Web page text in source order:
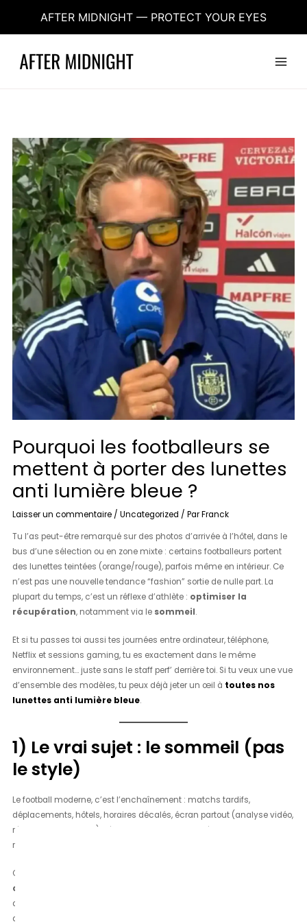
AFTER MIDNIGHT — PROTECT YOUR EYES
contenu
Menu
Pourquoi les footballeurs se
mettent à porter des lunettes
anti lumière bleue ?
Laisser un commentaire /Uncategorized / ParFranck
Tu l’as peut-être remarqué sur des photos d’arrivée à l’hôtel, dans le
bus d’une sélection ou en zone mixte : certains footballeurs portent
des lunettes teintées (orange/rouge), parfois même en intérieur. Ce
n’est pas une nouvelle tendance “fashion” sortie de nulle part. La
plupart du temps, c’est un réflexe d’athlète : optimiser la
récupération, notamment via le sommeil.
Et si tu passes toi aussi tes journées entre ordinateur, téléphone,
Netflix et sessions gaming, tu es exactement dans le même
environnement… juste sans le staff perf’ derrière toi. Si tu veux une vue
d’ensemble des modèles, tu peux déjà jeter un œil à toutes nos
lunettes anti lumière bleue.
1) Le vrai sujet : le sommeil (pas
le style)
Le football moderne, c’est l’enchaînement : matchs tardifs,
déplacements, hôtels, horaires décalés, écran partout (analyse vidéo,
réseaux, messages…). Résultat : le corps est rincé, mais le cerveau
reste “ON”.
Or, chez les pros, une chose est devenue non négociable :
qui aide à mieux dormir
d’un outil magique : parfois, un simple changement
d’environnement (lumière, routine, timing) suffit à gagner en qualité